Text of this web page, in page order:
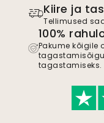
Kiire ja
Tellimused
100%
Pakume kõigile
tagastamiseks.